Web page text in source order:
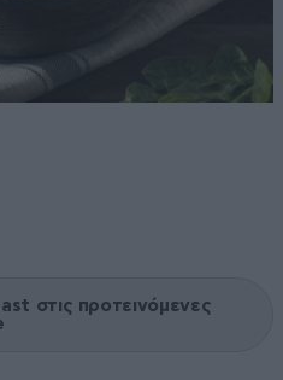
στις προτεινόμενες